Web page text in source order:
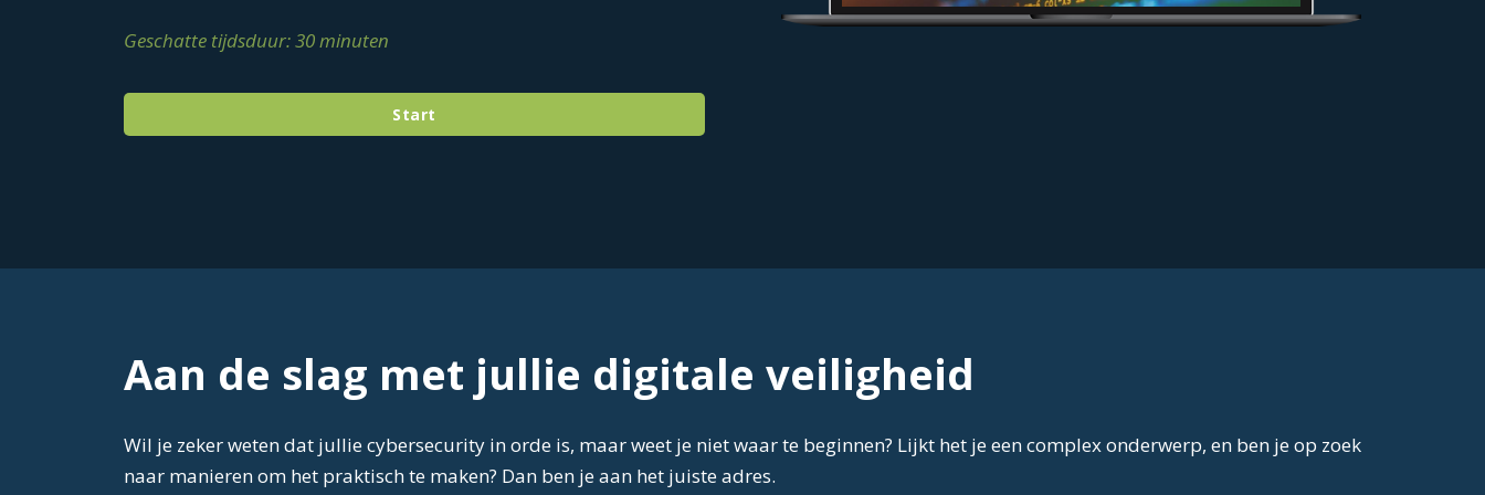
Geschatte tijdsduur: 30 minuten
Start
Aan de slag met jullie digitale veiligheid
Wil je zeker weten dat jullie cybersecurity in orde is, maar weet je niet waar te beginnen? Lijkt het je een complex onderwerp, en ben je op zoek
naar manieren om het praktisch te maken? Dan ben je aan het juiste adres.